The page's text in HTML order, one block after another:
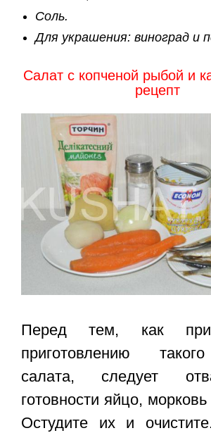
Соль.
Для украшения: виноград и
Салат с копченой рыбой и
рецепт
Перед тем, как
приготовлению
салата, следует
готовности яйцо,
Остудите их и